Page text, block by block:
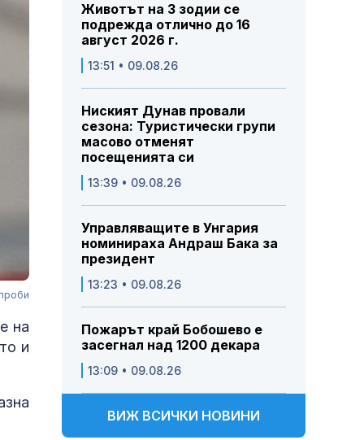
на
и
Животът на 3 зодии се
подрежда отлично до 16
август 2026 г.
13:51 • 09.08.26
Ниският Дунав провали
сезона: Туристически групи
масово отменят
посещенията си
13:39 • 09.08.26
Управляващите в Унгария
номинираха Андраш Бака за
президент
13:23 • 09.08.26
Пожарът край Бобошево е
засегнал над 1200 декара
13:09 • 09.08.26
ВИЖ ВСИЧКИ НОВИНИ